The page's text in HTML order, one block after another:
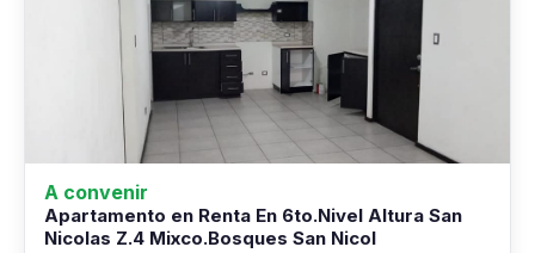
A convenir
Apartamento en Renta En 6to.Nivel Altura San
Nicolas Z.4 Mixco.Bosques San Nicol